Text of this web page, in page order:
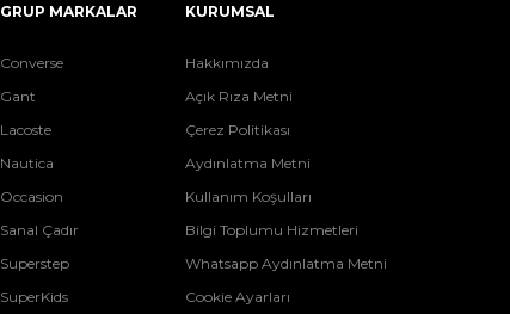
GRUP MARKALAR
Converse
Gant
Lacoste
Nautica
Occasion
Sanal Çadır
Superstep
SuperKids
KURUMSAL
Hakkımızda
Açık Rıza Metni
Çerez Politikası
Aydınlatma Metni
Kullanım Koşulları
Bilgi Toplumu Hizmetleri
Whatsapp Aydınlatma Metni
Cookie Ayarları